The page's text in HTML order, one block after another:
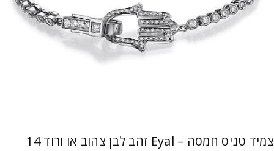
צמיד טניס חמסה – Eyal זהב לבן צהוב או ורוד 14